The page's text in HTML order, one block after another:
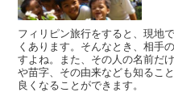
フィリピン旅行をすると、現地
くあります。そんなとき、相手
すよね。また、その人の名前だ
や苗字、その由来なども知るこ
良くなることができます。